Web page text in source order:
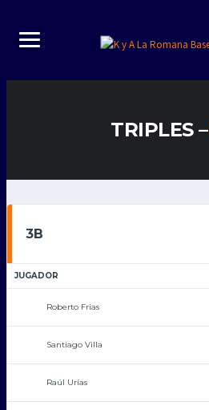
TRIPLES –
3B
JUGADOR
Roberto Frias
Santiago Villa
Raúl Urías